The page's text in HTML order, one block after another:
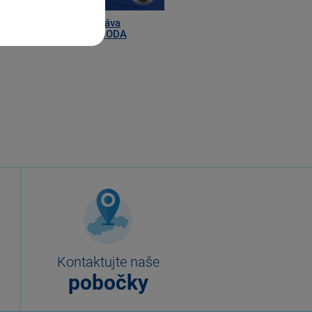
mPOHODA - 3. Správa
aplikácie mPOHODA
Kontaktujte naše
pobočky